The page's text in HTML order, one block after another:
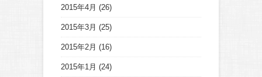
2015年4月 (26)
2015年3月 (25)
2015年2月 (16)
2015年1月 (24)